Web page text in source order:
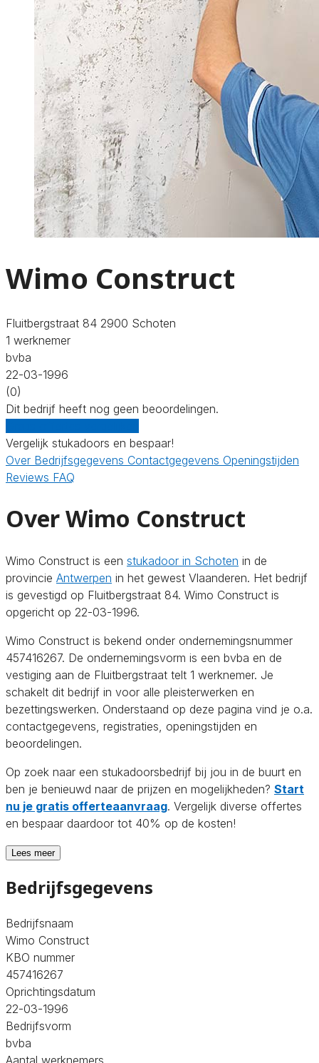
Wimo Construct
Fluitbergstraat 84 2900 Schoten
1 werknemer
bvba
22-03-1996
(0)
Dit bedrijf heeft nog geen beoordelingen.
Vergelijk stukadoors en bespaar!
Over Bedrijfsgegevens Contactgegevens Openingstijden
Reviews FAQ
Over Wimo Construct
Wimo Construct is een stukadoor in Schoten in de
provincie Antwerpen in het gewest Vlaanderen. Het bedrijf
is gevestigd op Fluitbergstraat 84. Wimo Construct is
opgericht op 22-03-1996.
Wimo Construct is bekend onder ondernemingsnummer
457416267. De ondernemingsvorm is een bvba en de
vestiging aan de Fluitbergstraat telt 1 werknemer. Je
schakelt dit bedrijf in voor alle pleisterwerken en
bezettingswerken. Onderstaand op deze pagina vind je o.a.
contactgegevens, registraties, openingstijden en
beoordelingen.
Op zoek naar een stukadoorsbedrijf bij jou in de buurt en
ben je benieuwd naar de prijzen en mogelijkheden? Start
nu je gratis offerteaanvraag. Vergelijk diverse offertes
en bespaar daardoor tot 40% op de kosten!
Lees meer
Bedrijfsgegevens
Bedrijfsnaam
Wimo Construct
KBO nummer
457416267
Oprichtingsdatum
22-03-1996
Bedrijfsvorm
bvba
Aantal werknemers